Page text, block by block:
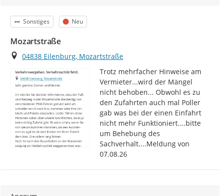
Kategorie
Sonstiges Status
Neu
Mozartstraße
Ort
04838 Eilenburg, Mozartstraße
Trotz mehrfacher Hinweise am
Vermieter...wird der Mängel
nicht behoben... Obwohl es zu
den Zufahrten auch mal Poller
gab was bei der einen Einfahrt
nicht mehr Funktioniert....bitte
um Behebung des
Sachverhalt....Meldung von
07.08.26